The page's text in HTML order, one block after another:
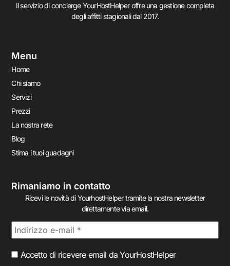
Il servizio di concierge YourHostHelper offre una gestione completa
degli affitti stagionali dal 2017.
Menu
Home
Chi siamo
Servizi
Prezzi
La nostra rete
Blog
Stima i tuoi guadagni
Rimaniamo in contatto
Ricevi le novità di YourhostHelper tramite la nostra newsletter
direttamente via email.
Accetto di ricevere email da YourHostHelper